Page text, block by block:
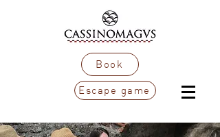
Book
Escape game